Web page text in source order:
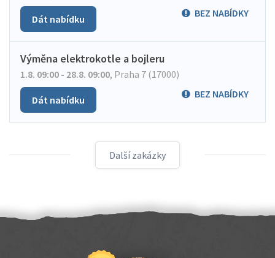
BEZ NABÍDKY
Dát nabídku
Výměna elektrokotle a bojleru
1.8. 09:00 - 28.8. 09:00, Praha 7 (17000)
BEZ NABÍDKY
Dát nabídku
Další zakázky